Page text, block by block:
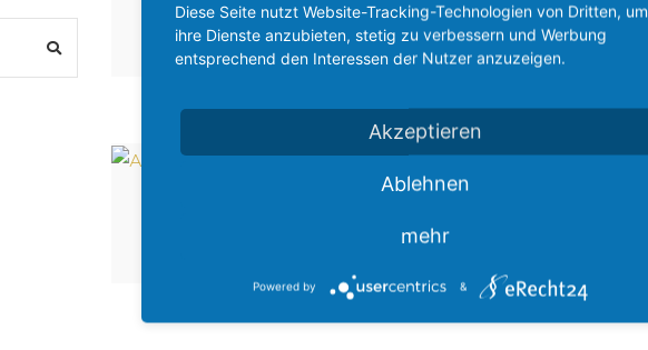
FLEISCHTÖPFE(9) SCHNITZEL
SEARCH
Diese Seite nutzt Website-Tracking-Technologien von Dritten, um
ihre Dienste anzubieten, stetig zu verbessern und Werbung
entsprechend den Interessen der Nutzer anzuzeigen.
Akzeptieren
Ablehnen
mehr
Powered by &